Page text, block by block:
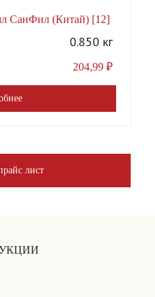
СанФил (Китай) [12]
0.850 кг
204,99 ₽
лист